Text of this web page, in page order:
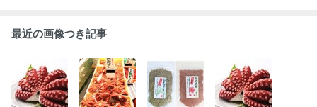
最近の画像つき記事